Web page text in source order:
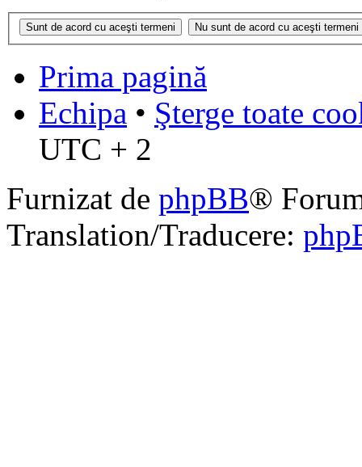
Prima pagină
Echipa • Şterge toate
UTC + 2
Furnizat de phpBB®
Translation/Traducere: